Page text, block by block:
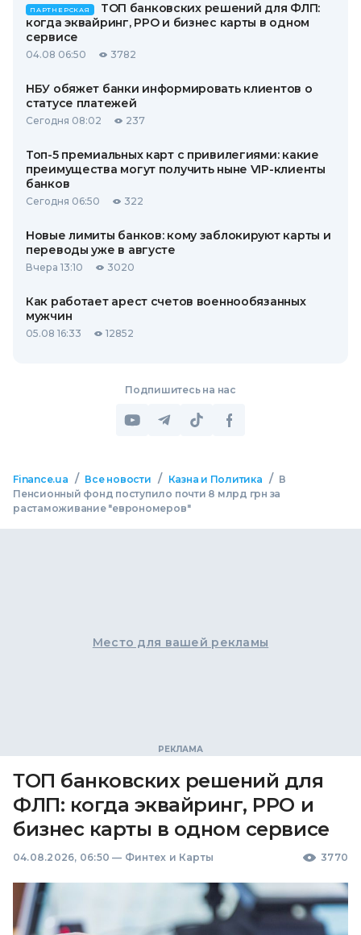
ПАРТНЕРСКАЯ
ТОП банковских решений для ФЛП:
когда эквайринг, РРО и бизнес карты в одном
сервисе
04.08 06:50 3782
НБУ обяжет банки информировать клиентов о
статусе платежей
Сегодня 08:02 237
Топ-5 премиальных карт с привилегиями: какие
преимущества могут получить ныне VIP-клиенты
банков
Сегодня 06:50 322
Новые лимиты банков: кому заблокируют карты и
переводы уже в августе
Вчера 13:10 3020
Как работает арест счетов военнообязанных
мужчин
05.08 16:33 12852
Подпишитесь на нас
Finance.ua / Все новости / Казна и Политика / В
Пенсионный фонд поступило почти 8 млрд грн за
растаможивание "еврономеров"
Место для вашей рекламы
ТОП банковских решений для
ФЛП: когда эквайринг, РРО и
бизнес карты в одном сервисе
04.08.2026, 06:50 — Финтех и Карты 3770